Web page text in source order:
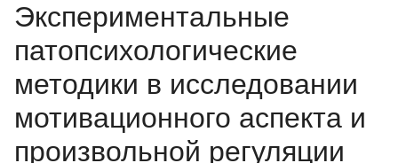
Регистрация
Экспериментальные
патопсихологические
методики в исследовании
мотивационного аспекта и
произвольной регуляции